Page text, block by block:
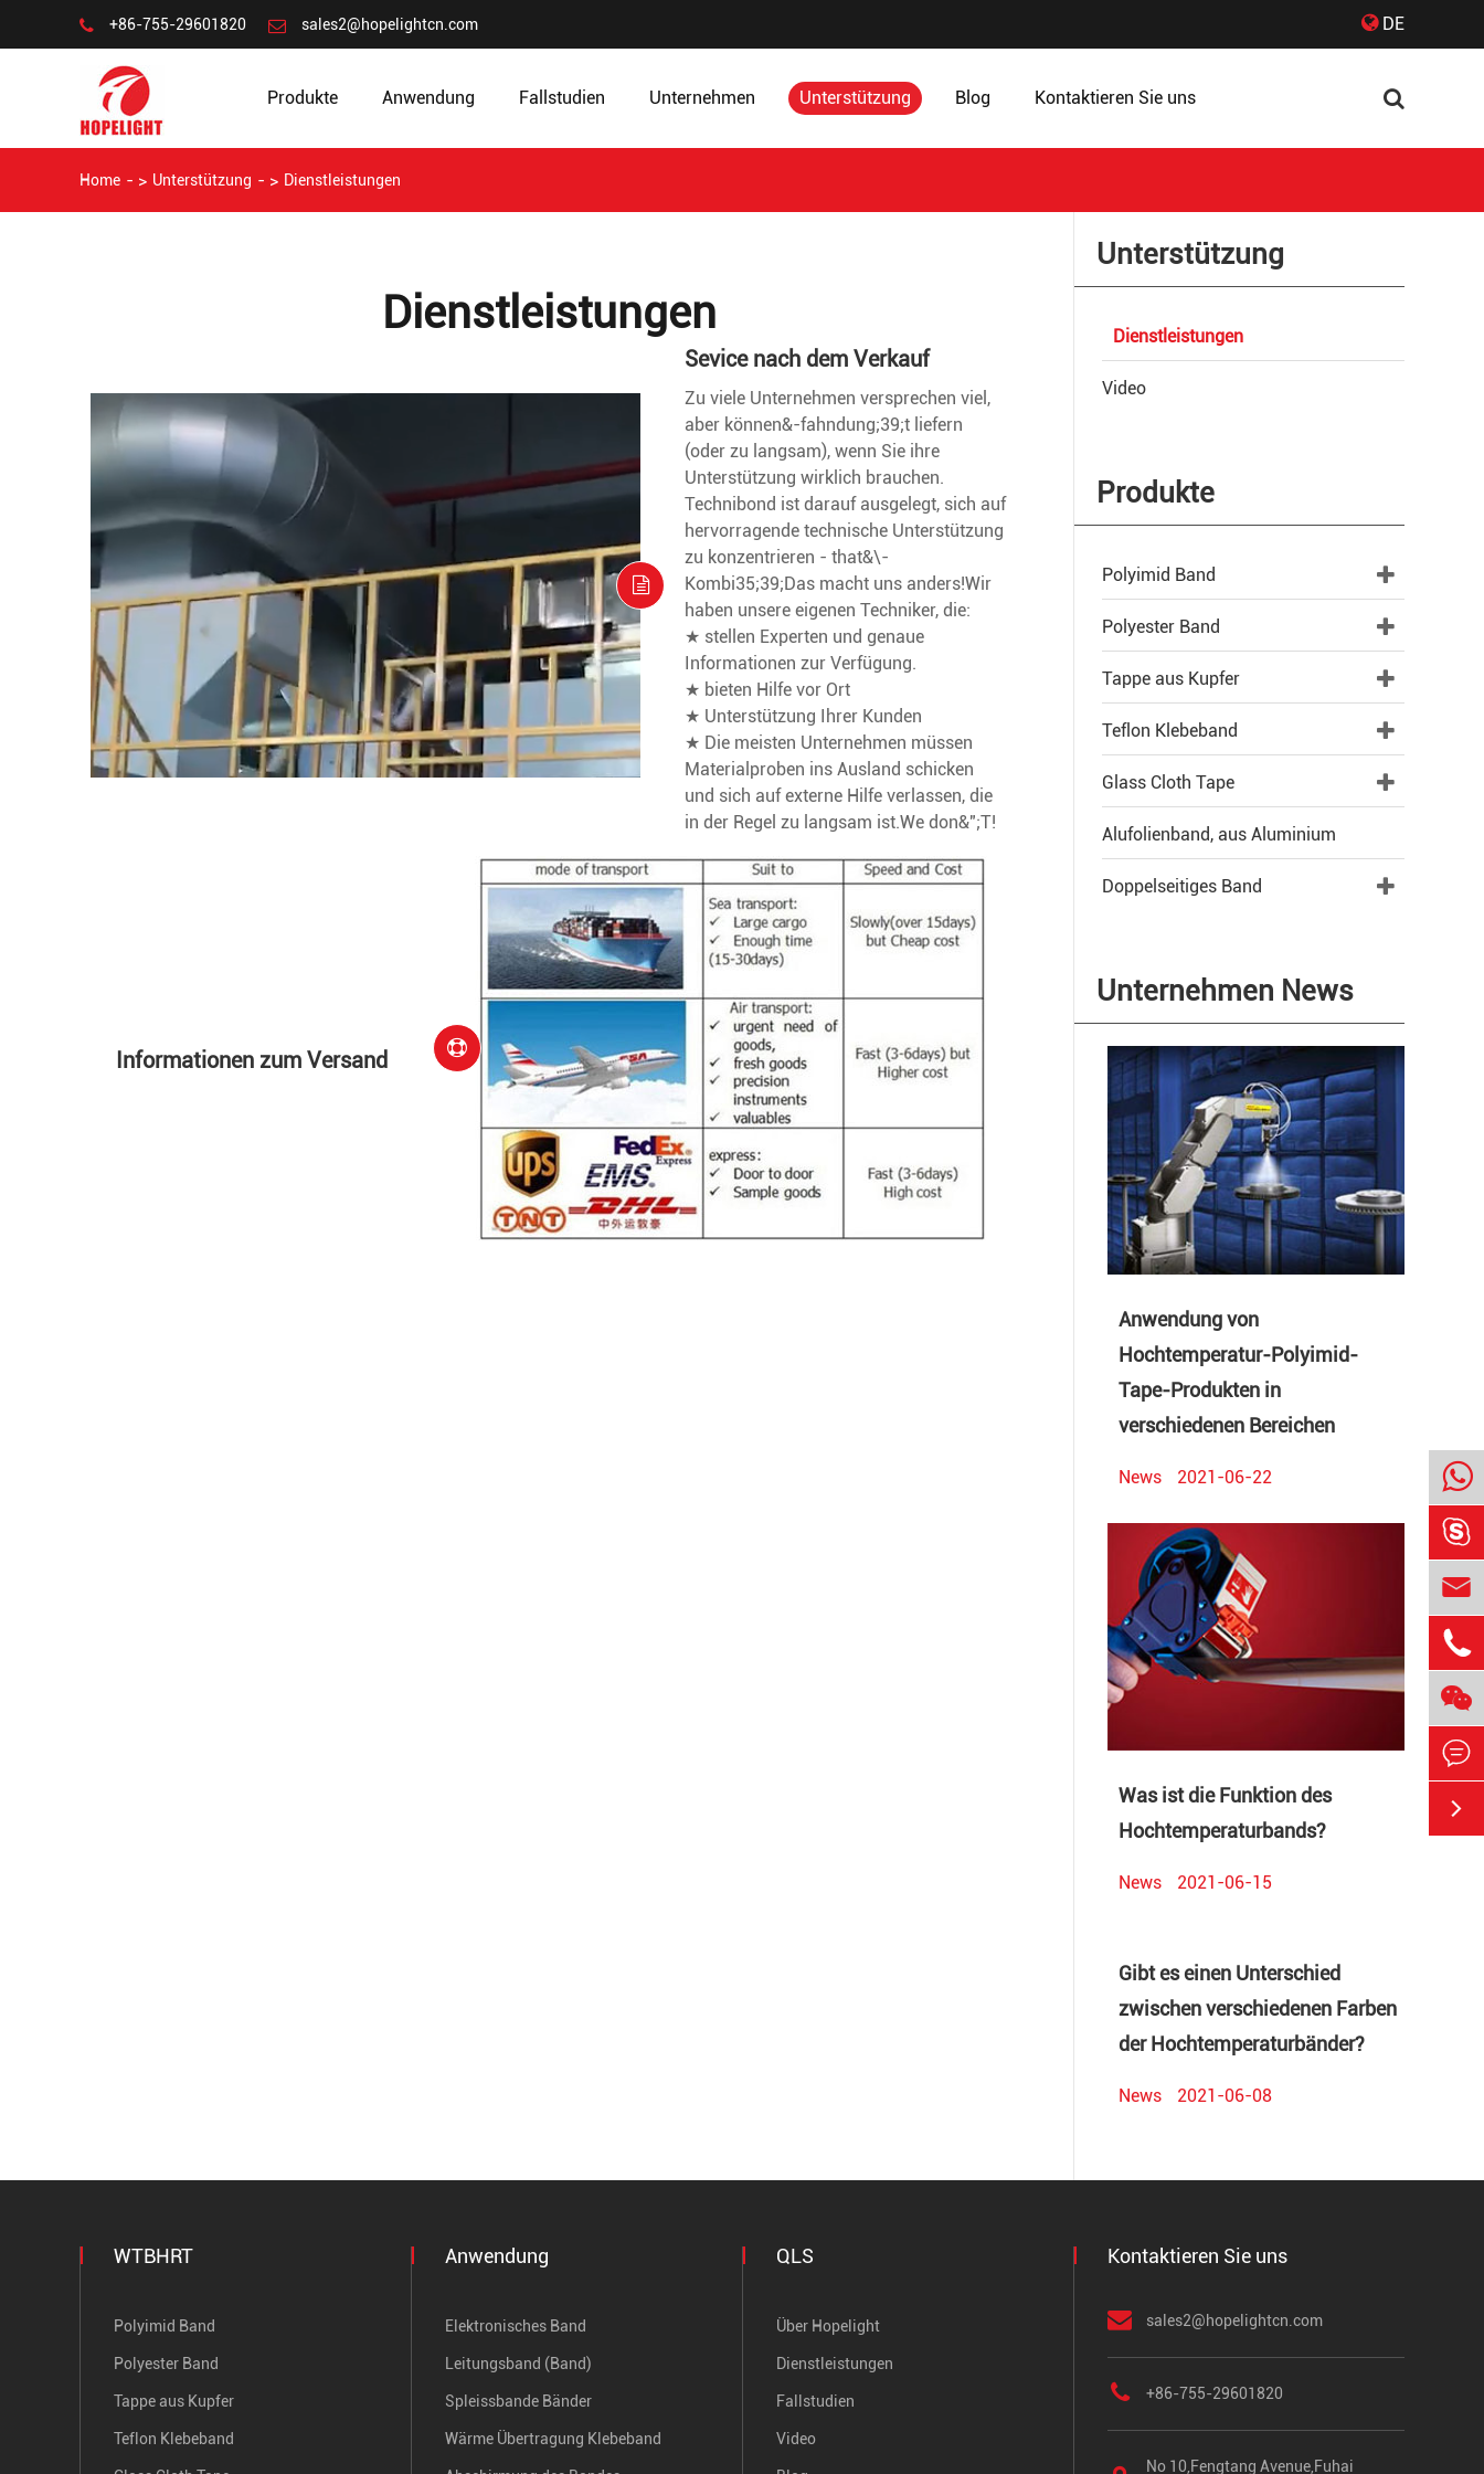
+86-755-29601820 sales2@hopelightcn.com DE
Produkte Anwendung Fallstudien Unternehmen Unterstützung Blog Kontaktieren Sie uns
Home Unterstützung Dienstleistungen
Dienstleistungen
Sevice nach dem Verkauf
Zu viele Unternehmen versprechen viel,
aber können&-fahndung;39;t liefern
(oder zu langsam), wenn Sie ihre
Unterstützung wirklich brauchen.
Technibond ist darauf ausgelegt, sich auf
hervorragende technische Unterstützung
zu konzentrieren - that&\-
Kombi35;39;Das macht uns anders!Wir
haben unsere eigenen Techniker, die:
★ stellen Experten und genaue
Informationen zur Verfügung.
★ bieten Hilfe vor Ort
★ Unterstützung Ihrer Kunden
★ Die meisten Unternehmen müssen
Materialproben ins Ausland schicken
und sich auf externe Hilfe verlassen, die
in der Regel zu langsam ist.We don&";T!
Informationen zum Versand
Unterstützung
Dienstleistungen
Video
Produkte
Polyimid Band
Polyester Band
Tappe aus Kupfer
Teflon Klebeband
Glass Cloth Tape
Alufolienband, aus Aluminium
Doppelseitiges Band
Unternehmen News
Anwendung von
Hochtemperatur-Polyimid-
Tape-Produkten in
verschiedenen Bereichen
News 2021-06-22
Was ist die Funktion des
Hochtemperaturbands?
News 2021-06-15
Gibt es einen Unterschied
zwischen verschiedenen Farben
der Hochtemperaturbänder?
News 2021-06-08
WTBHRT
Polyimid Band
Polyester Band
Tappe aus Kupfer
Teflon Klebeband
Anwendung
Elektronisches Band
Leitungsband (Band)
Spleissbande Bänder
Wärme Übertragung Klebeband
QLS
Über Hopelight
Dienstleistungen
Fallstudien
Video
Kontaktieren Sie uns
sales2@hopelightcn.com
+86-755-29601820
No 10,Fengtang Avenue,Fuhai





